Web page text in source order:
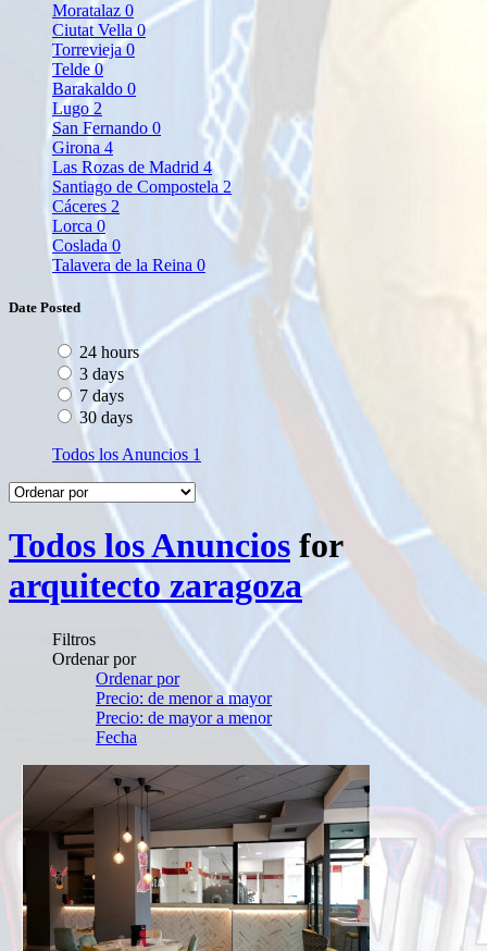
Moratalaz 0
Ciutat Vella0
Torrevieja0
Telde0
Barakaldo 0
Lugo 2
San Fernando 0
Girona 4
Las Rozas de Madrid 4
Santiago de Compostela2
Cáceres 2
Lorca 0
Coslada 0
Talavera de la Reina 0
Date Posted
24 hours
3 days
7 days
30 days
Todos los Anuncios 1
Todos los Anuncios for
arquitecto zaragoza
Filtros
Ordenar por
Ordenar por
Precio: de menor a mayor
Precio: de mayor a menor
Fecha